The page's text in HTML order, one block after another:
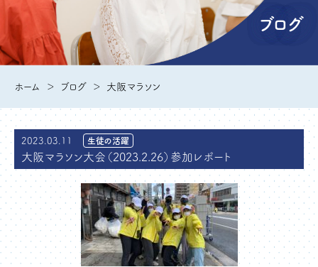
ブログ
ホーム ブログ 大阪マラソン
2023.03.11 生徒の活躍
大阪マラソン大会（2023.2.26）参加レポート